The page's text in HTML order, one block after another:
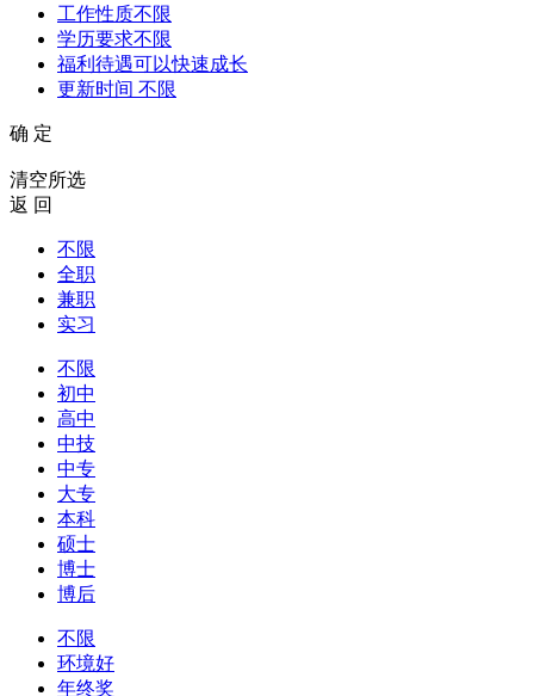
工作性质不限
学历要求不限
福利待遇可以快速成长
更新时间 不限
确 定
清空所选
返 回
不限
全职
兼职
实习
不限
初中
高中
中技
中专
大专
本科
硕士
博士
博后
不限
环境好
年终奖